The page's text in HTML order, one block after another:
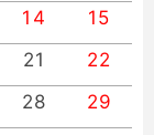
14
15
21
22
28 29